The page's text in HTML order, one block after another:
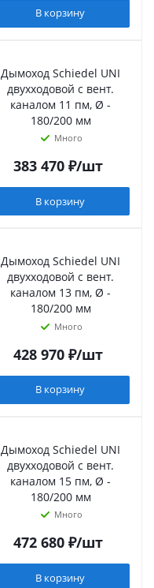
В корзину
Дымоход Schiedel UNI
двухходовой с вент.
каналом 11 пм, Ø -
180/200 мм
Много
383 470₽/шт
В корзину
Дымоход Schiedel UNI
двухходовой с вент.
каналом 13 пм, Ø -
180/200 мм
Много
428 970₽/шт
В корзину
Дымоход Schiedel UNI
двухходовой с вент.
каналом 15 пм, Ø -
180/200 мм
Много
472 680₽/шт
В корзину